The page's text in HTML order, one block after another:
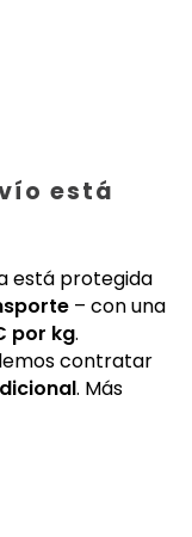
está
está protegida
– con una
por kg.
contratar
. Más